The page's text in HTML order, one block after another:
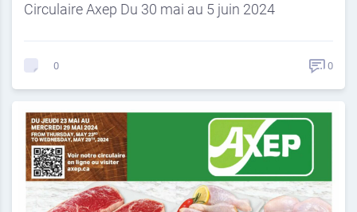
Circulaire Axep Du 30 mai au 5 juin 2024
0 0